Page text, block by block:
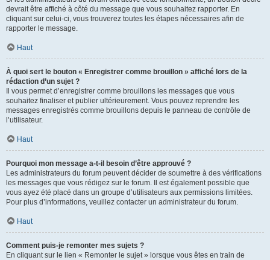
devrait être affiché à côté du message que vous souhaitez rapporter. En
cliquant sur celui-ci, vous trouverez toutes les étapes nécessaires afin de
rapporter le message.
Haut
À quoi sert le bouton « Enregistrer comme brouillon » affiché lors de la
rédaction d’un sujet ?
Il vous permet d’enregistrer comme brouillons les messages que vous
souhaitez finaliser et publier ultérieurement. Vous pouvez reprendre les
messages enregistrés comme brouillons depuis le panneau de contrôle de
l’utilisateur.
Haut
Pourquoi mon message a-t-il besoin d’être approuvé ?
Les administrateurs du forum peuvent décider de soumettre à des vérifications
les messages que vous rédigez sur le forum. Il est également possible que
vous ayez été placé dans un groupe d’utilisateurs aux permissions limitées.
Pour plus d’informations, veuillez contacter un administrateur du forum.
Haut
Comment puis-je remonter mes sujets ?
En cliquant sur le lien « Remonter le sujet » lorsque vous êtes en train de